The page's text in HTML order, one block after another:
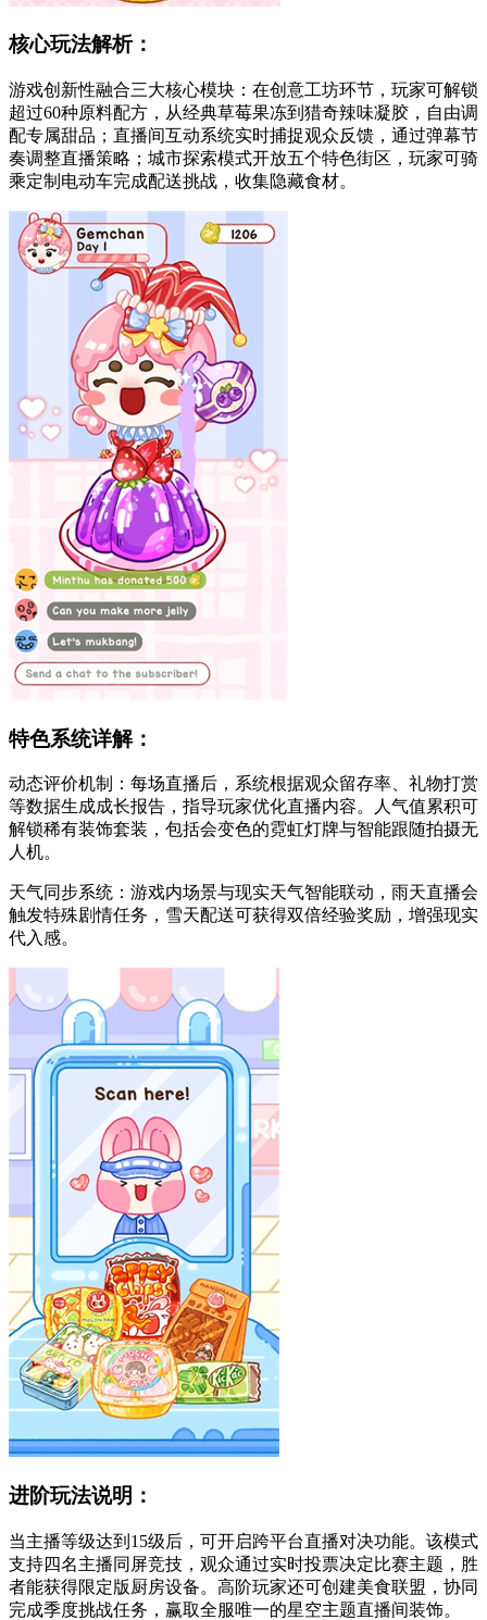
核心玩法解析：
游戏创新性融合三大核心模块：在创意工坊环节，玩家可解锁
超过60种原料配方，从经典草莓果冻到猎奇辣味凝胶，自由调
配专属甜品；直播间互动系统实时捕捉观众反馈，通过弹幕节
奏调整直播策略；城市探索模式开放五个特色街区，玩家可骑
乘定制电动车完成配送挑战，收集隐藏食材。
特色系统详解：
动态评价机制：每场直播后，系统根据观众留存率、礼物打赏
等数据生成成长报告，指导玩家优化直播内容。人气值累积可
解锁稀有装饰套装，包括会变色的霓虹灯牌与智能跟随拍摄无
人机。
天气同步系统：游戏内场景与现实天气智能联动，雨天直播会
触发特殊剧情任务，雪天配送可获得双倍经验奖励，增强现实
代入感。
进阶玩法说明：
当主播等级达到15级后，可开启跨平台直播对决功能。该模式
支持四名主播同屏竞技，观众通过实时投票决定比赛主题，胜
者能获得限定版厨房设备。高阶玩家还可创建美食联盟，协同
完成季度挑战任务，赢取全服唯一的星空主题直播间装饰。